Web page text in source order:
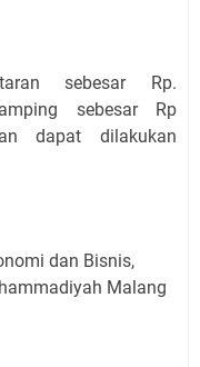
sebesar Rp.
sebesar Rp
dapat dilakukan
dan Bisnis,
Malang